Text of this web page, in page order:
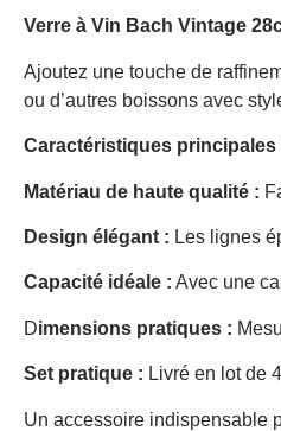
Verre à Vin Bach Vintage
Ajoutez une touche de
ou d’autres boissons avec
Caractéristiques principales
Matériau de haute qualité :
Design élégant : Les lignes
Capacité idéale : Avec une
Dimensions pratiques :
Set pratique : Livré en lot de
Un accessoire indispensable